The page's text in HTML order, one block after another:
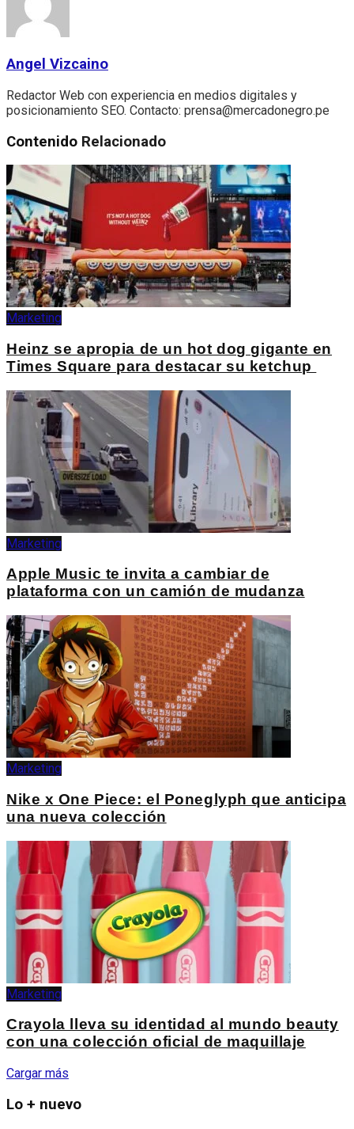
Angel Vizcaino
Redactor Web con experiencia en medios digitales y
posicionamiento SEO. Contacto: prensa@mercadonegro.pe
Contenido Relacionado
Marketing
Heinz se apropia de un hot dog gigante en
Times Square para destacar su ketchup
Marketing
Apple Music te invita a cambiar de
plataforma con un camión de mudanza
Marketing
Nike x One Piece: el Poneglyph que anticipa
una nueva colección
Marketing
Crayola lleva su identidad al mundo beauty
con una colección oficial de maquillaje
Cargar más
Lo + nuevo